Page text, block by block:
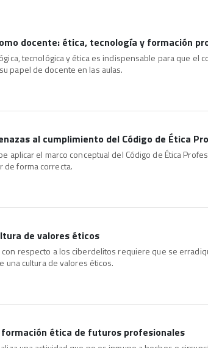
docente: ética, tecnología y formación
tecnológica y ética es indispensable para que el
papel de docente en las aulas.
al cumplimiento del Código de Ética
aplicar el marco conceptual del Código de Ética
de forma correcta.
de valores éticos
con respecto a los ciberdelitos requiere que se
una cultura de valores éticos.
ética de futuros profesionales